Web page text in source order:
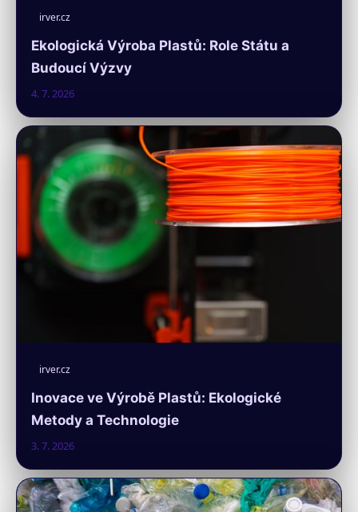
irver.cz
Ekologická Výroba Plastů: Role Státu a
Budoucí Výzvy
4. 7. 2026
irver.cz
Inovace ve Výrobě Plastů: Ekologické
Metody a Technologie
3. 7. 2026